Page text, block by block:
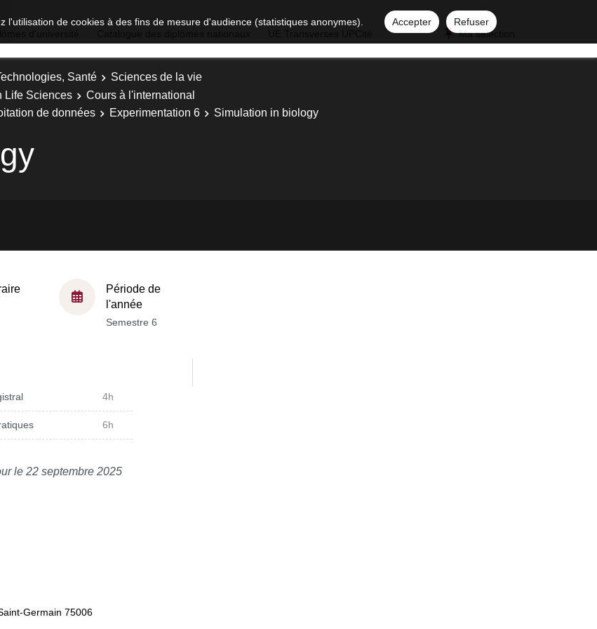
de cookies à des fins de mesure d'audience (statistiques anonymes). Accepter
Refuser
Ma sélection
Santé
Sciences de la vie
Life Sciences
Cours à l'international
de données
Experimentation 6 Simulation in biology
Période de
l'année
Semestre 6
4h
6h
le 22 septembre 2025
Germain 75006